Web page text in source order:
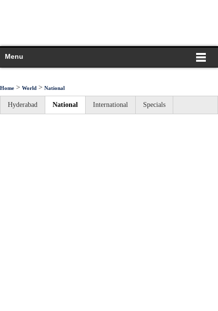
Menu
Home > World > National
Hyderabad National International Specials